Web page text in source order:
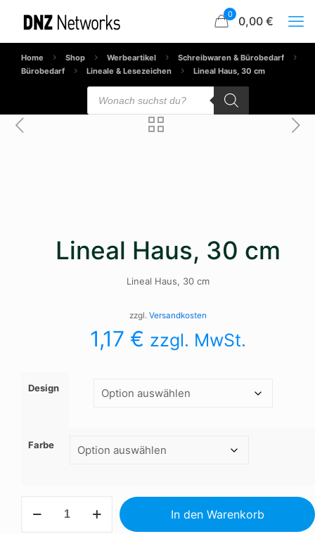
0 0,00 €
Home Shop Werbeartikel
Schreibwaren & Bürobedarf
Bürobedarf
Lineale & Lesezeichen Lineal Haus, 30 cm
Products
search
Lineal Haus, 30 cm
Lineal Haus, 30 cm
zzgl. Versandkosten
1,17 € zzgl. MwSt.
Design
Farbe
Haus,
In den Warenkorb